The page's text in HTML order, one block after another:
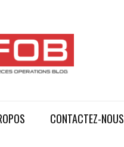
CONTACTEZ-NOUS